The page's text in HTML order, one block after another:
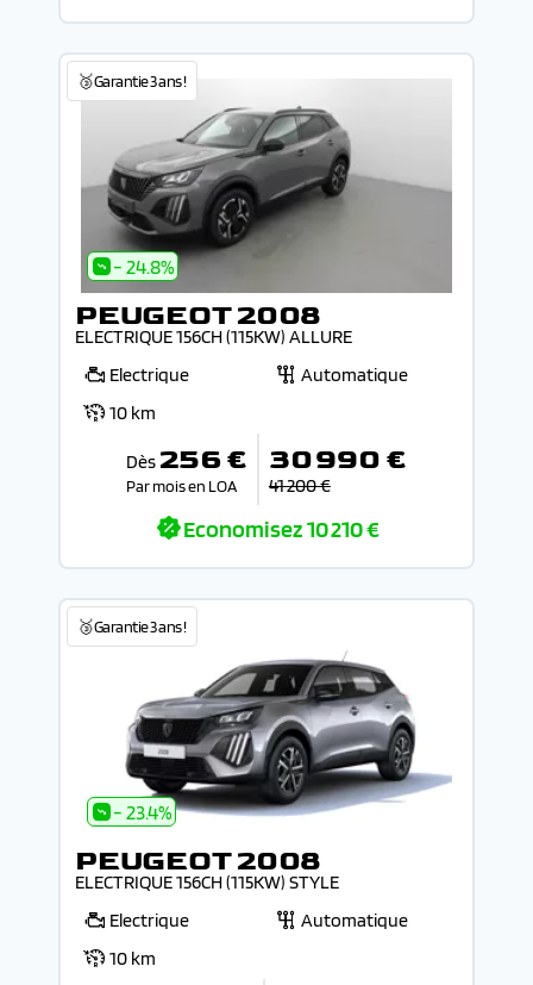
🥉Garantie 3 ans !
- 24.8%
PEUGEOT 2008
ELECTRIQUE 156CH (115KW) ALLURE
Electrique
Automatique
10 km
Dès 256 €
Par mois en LOA
30 990 €
41 200 €
Economisez10 210 €
🥉Garantie 3 ans !
- 23.4%
PEUGEOT 2008
ELECTRIQUE 156CH (115KW) STYLE
Electrique
Automatique
10 km